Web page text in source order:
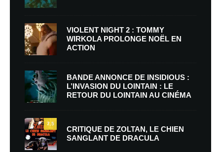
VIOLENT NIGHT 2 : TOMMY
WIRKOLA PROLONGE NOËL EN
ACTION
BANDE ANNONCE DE INSIDIOUS :
L’INVASION DU LOINTAIN : LE
RETOUR DU LOINTAIN AU CINÉMA
7.5
CRITIQUE DE ZOLTAN, LE CHIEN
SANGLANT DE DRACULA